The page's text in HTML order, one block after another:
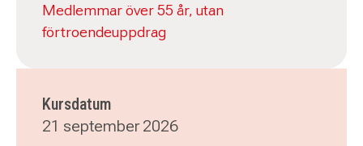
Medlemmar över 55 år, utan
förtroendeuppdrag
Kursdatum
21 september 2026